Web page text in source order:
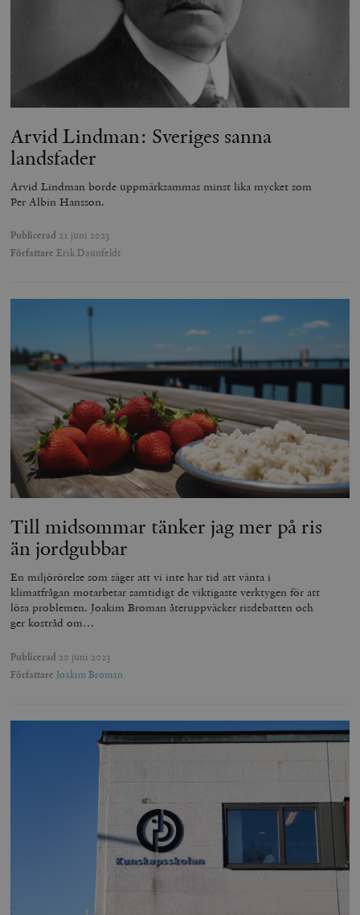
Arvid Lindman: Sveriges sanna
landsfader
Arvid Lindman borde uppmärksammas minst lika mycket som
Per Albin Hansson.
Publicerad 21 juni 2023
Författare Erik Daunfeldt
Till midsommar tänker jag mer på ris
än jordgubbar
En miljörörelse som säger att vi inte har tid att vänta i
klimatfrågan motarbetar samtidigt de viktigaste verktygen för att
lösa problemen. Joakim Broman återuppväcker risdebatten och
ger kostråd om…
Publicerad 20 juni 2023
Författare Joakim Broman